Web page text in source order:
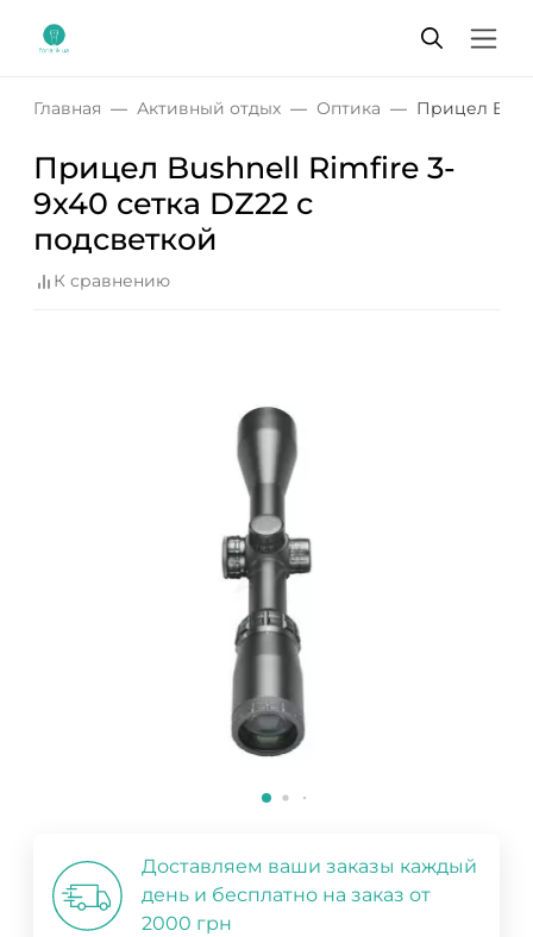
Главная Активный отдых Оптика Прицел
Прицел Bushnell Rimfire 3-
9x40 сетка DZ22 с
подсветкой
К сравнению
Доставляем ваши заказы каждый
день и бесплатно на заказ от
2000 грн